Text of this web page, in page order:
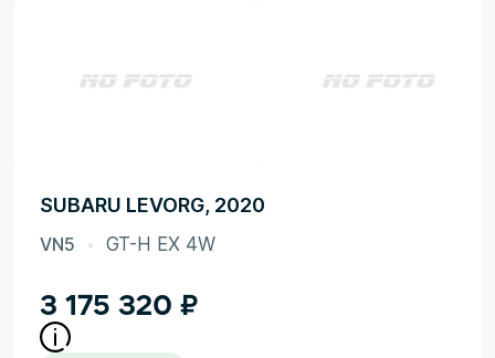
SUBARU LEVORG, 2020
VN5 GT-H EX 4W
3 175 320 ₽